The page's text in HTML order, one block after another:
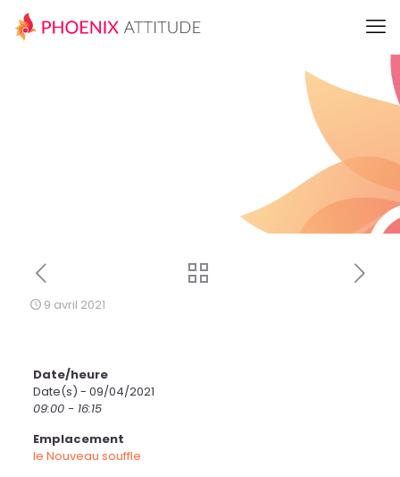
9 avril 2021
Date/heure
Date(s) - 09/04/2021
09:00 - 16:15
Emplacement
le Nouveau souffle